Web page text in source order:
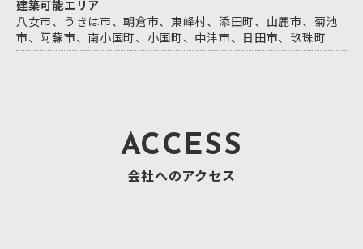
建築可能エリア
八女市、うきは市、朝倉市、東峰村、添田町、山鹿市、菊池
市、阿蘇市、南小国町、小国町、中津市、日田市、玖珠町
ACCESS
会社へのアクセス